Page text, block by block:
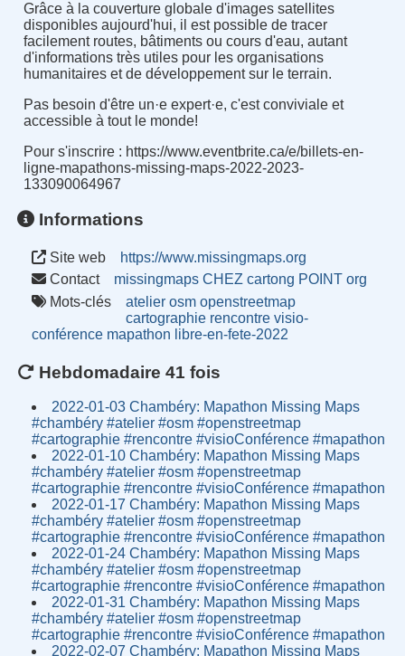
Grâce à la couverture globale d'images satellites
disponibles aujourd'hui, il est possible de tracer
facilement routes, bâtiments ou cours d'eau, autant
d'informations très utiles pour les organisations
humanitaires et de développement sur le terrain.
Pas besoin d'être un·e expert·e, c'est conviviale et
accessible à tout le monde!
Pour s'inscrire : https://www.eventbrite.ca/e/billets-en-
ligne-mapathons-missing-maps-2022-2023-
133090064967
Informations
Site web
https://www.missingmaps.org
Contact
missingmaps CHEZ cartong POINT org
Mots-clés
atelier osm openstreetmap
cartographie rencontre visio-
conférence mapathon libre-en-fete-2022
Hebdomadaire 41 fois
2022-01-03 Chambéry: Mapathon Missing Maps
#chambéry #atelier #osm #openstreetmap
#cartographie #rencontre #visioConférence #mapathon
2022-01-10 Chambéry: Mapathon Missing Maps
#chambéry #atelier #osm #openstreetmap
#cartographie #rencontre #visioConférence #mapathon
2022-01-17 Chambéry: Mapathon Missing Maps
#chambéry #atelier #osm #openstreetmap
#cartographie #rencontre #visioConférence #mapathon
2022-01-24 Chambéry: Mapathon Missing Maps
#chambéry #atelier #osm #openstreetmap
#cartographie #rencontre #visioConférence #mapathon
2022-01-31 Chambéry: Mapathon Missing Maps
#chambéry #atelier #osm #openstreetmap
#cartographie #rencontre #visioConférence #mapathon
2022-02-07 Chambéry: Mapathon Missing Maps